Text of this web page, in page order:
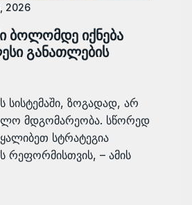
2026
ბოლომდე იქნება
განათლების
სისტემაში, ზოგადად, არ
მდგომარეობა. სწორედ
სტრატეგია
რეფორმისთვის, – ამის